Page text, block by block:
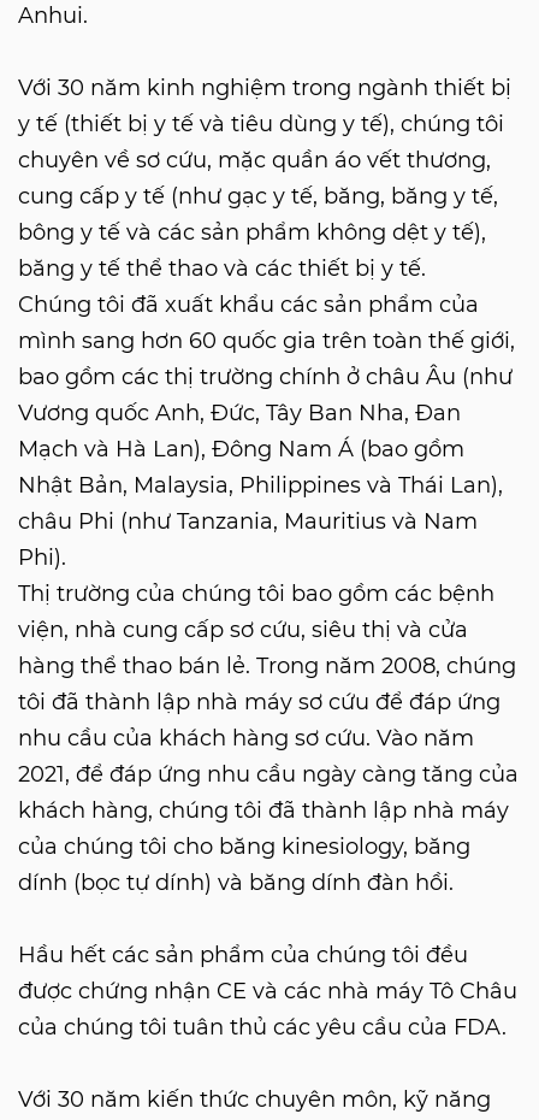
Anhui.
Với 30 năm kinh nghiệm trong ngành thiết bị
y tế (thiết bị y tế và tiêu dùng y tế), chúng tôi
chuyên về sơ cứu, mặc quần áo vết thương,
cung cấp y tế (như gạc y tế, băng, băng y tế,
bông y tế và các sản phẩm không dệt y tế),
băng y tế thể thao và các thiết bị y tế.
Chúng tôi đã xuất khẩu các sản phẩm của
mình sang hơn 60 quốc gia trên toàn thế giới,
bao gồm các thị trường chính ở châu Âu (như
Vương quốc Anh, Đức, Tây Ban Nha, Đan
Mạch và Hà Lan), Đông Nam Á (bao gồm
Nhật Bản, Malaysia, Philippines và Thái Lan),
châu Phi (như Tanzania, Mauritius và Nam
Phi).
Thị trường của chúng tôi bao gồm các bệnh
viện, nhà cung cấp sơ cứu, siêu thị và cửa
hàng thể thao bán lẻ. Trong năm 2008, chúng
tôi đã thành lập nhà máy sơ cứu để đáp ứng
nhu cầu của khách hàng sơ cứu. Vào năm
2021, để đáp ứng nhu cầu ngày càng tăng của
khách hàng, chúng tôi đã thành lập nhà máy
của chúng tôi cho băng kinesiology, băng
dính (bọc tự dính) và băng dính đàn hồi.
Hầu hết các sản phẩm của chúng tôi đều
được chứng nhận CE và các nhà máy Tô Châu
của chúng tôi tuân thủ các yêu cầu của FDA.
Với 30 năm kiến ​​thức chuyên môn, kỹ năng